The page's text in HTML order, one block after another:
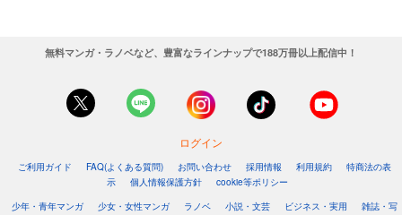
無料マンガ・ラノベなど、豊富なラインナップで188万冊以上配信中！
ログイン
ご利用ガイド FAQ(よくある質問) お問い合わせ 採用情報 利用規約
特商法の表
示
個人情報保護方針
cookie等ポリシー
少年・青年マンガ
少女・女性マンガ ラノベ 小説・文芸 ビジネス・実用 雑誌・写